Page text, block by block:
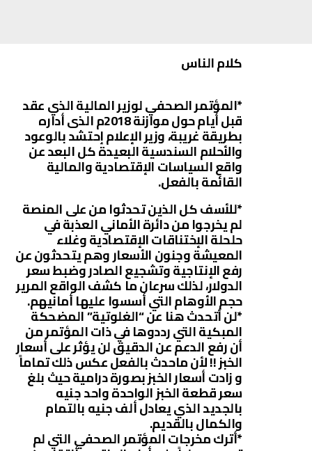
كلام الناس
*المؤتمر الصحفي لوزير المالية الذي عقد
قبل أيام حول موازنة 2018م الذى أداره
بطريقة غريبة، وزير الإعلام إحتشد بالوعود
والأحلام السندسية البعيدة كل البعد عن
واقع السياسات الإقتصادية والمالية
القائمة بالفعل.
*للأسف كل الذين تحدثوا من على المنصة
لم يخرجوا من دائرة الأماني العذبة في
حلحلة الإختناقات الإقتصادية وغلاء
المعيشة وجنون الأسعار وهم يتحدثون عن
رفع الإنتاجية وتشجيع الصادر وضبط سعر
الدولار، لذلك سرعان ما كشف الواقع المرير
حجم الأوهام التي أسسوا عليها أمانيهم.
*لن أتحدث هنا عن “الغلوتية” المضحكة
المبكية التي رددوها في ذات المؤتمر من
أن رفع الدعم عن الدقيق لن يؤثر على أسعار
الخبز !! لأن ماحدث بالفعل عكس ذلك تماماً
و زادت أسعار الخبز بصورة درامية حيث بلغ
سعر قطعة الخبز الواحدة واحد جنيه
بالجديد الذي يعادل ألف جنيه بالتمام
والكمال بالقديم.
*أترك مخرجات المؤتمر الصحفي التي لم